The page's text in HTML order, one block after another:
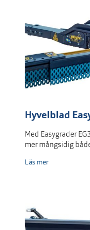
Hyvelblad
Med Easygrader
mer mångsidig
Läs mer